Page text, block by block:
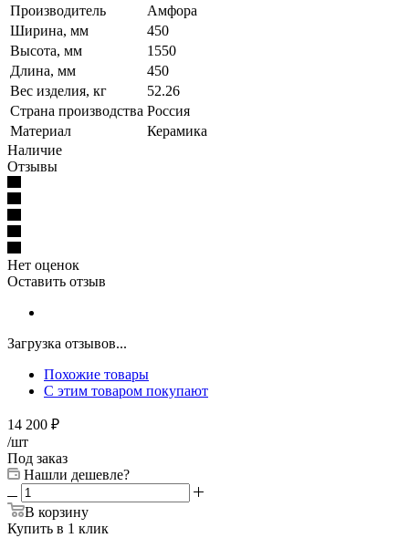
Производитель
Амфора
Ширина, мм
450
Высота, мм
1550
Длина, мм
450
Вес изделия, кг
52.26
Страна производства Россия
Материал
Керамика
Наличие
Отзывы
Нет оценок
Оставить отзыв
Загрузка отзывов...
Похожие товары
С этим товаром покупают
14 200 ₽
/шт
Под заказ
Нашли дешевле?
В корзину
Купить в 1 клик